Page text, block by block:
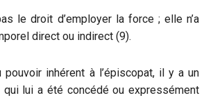
le droit d’employer la force ; elle n’a
direct ou indirect (9).
pouvoir inhérent à l’épiscopat, il y a un
lui a été concédé ou expressément